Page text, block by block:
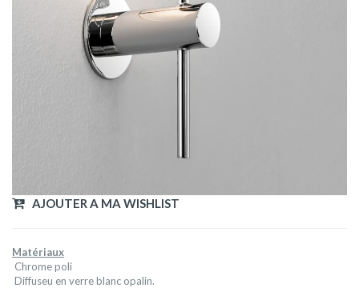
AJOUTER A MA WISHLIST
Matériaux
Chrome poli
Diffuseu en verre blanc opalin.